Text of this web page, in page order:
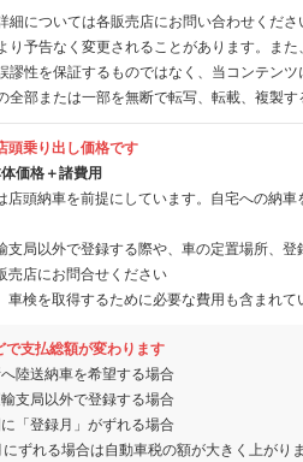
については各販売店にお問い合わせくださ
予告なく変更されることがあります。ま
謬性を保証するものではなく、当コンテン
部または一部を無断で転写、転載、複製す
頭乗り出し価格です
価格＋諸費用
頭納車を前提にしています。自宅への納
局以外で登録する際や、車の定置場所、
売店にお問合せください
検を取得するために必要な費用も含まれて
で支払総額が変わります
陸送納車を希望する場合
支局以外で登録する場合
「登録月」がずれる場合
にずれる場合は自動車税の額が大きく上がりま